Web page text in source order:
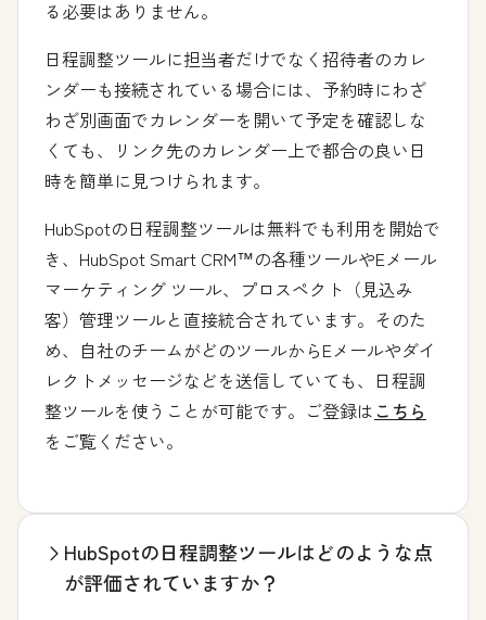
る必要はありません。
日程調整ツールに担当者だけでなく招待者のカレ
ンダーも接続されている場合には、予約時にわざ
わざ別画面でカレンダーを開いて予定を確認しな
くても、リンク先のカレンダー上で都合の良い日
時を簡単に見つけられます。
HubSpotの日程調整ツールは無料でも利用を開始で
き、HubSpot Smart CRM™の各種ツールやEメール
マーケティング ツール、プロスペクト（見込み
客）管理ツールと直接統合されています。そのた
め、自社のチームがどのツールからEメールやダイ
レクトメッセージなどを送信していても、日程調
整ツールを使うことが可能です。ご登録は こちら
をご覧ください。
HubSpotの日程調整ツールはどのような点
が評価されていますか？